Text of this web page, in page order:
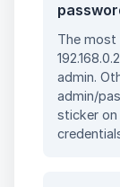
The
admin.
admin/
sticker